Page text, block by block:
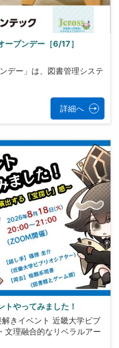
ープンデー［6/17］
デー」は、図書管理システ
詳細へ
トやってみました！
きイベント 近畿大学ビブ
文理融合的なリベラルアー